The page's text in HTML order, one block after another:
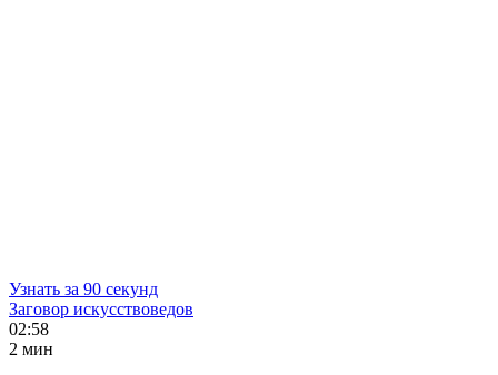
Узнать за 90 секунд
Заговор искусствоведов
02:58
2 мин